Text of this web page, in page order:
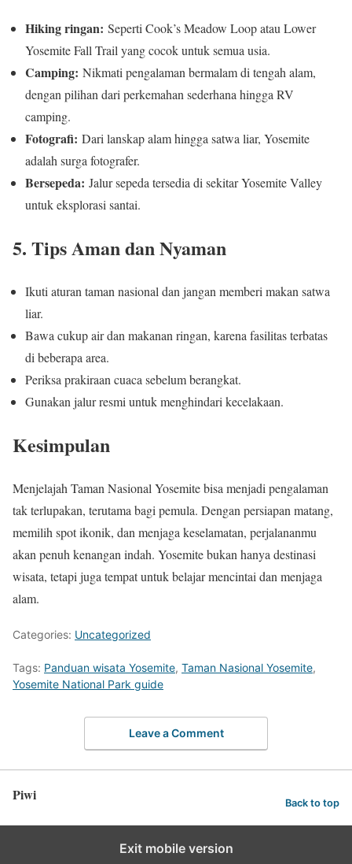
Hiking ringan: Seperti Cook’s Meadow Loop atau Lower
Yosemite Fall Trail yang cocok untuk semua usia.
Camping: Nikmati pengalaman bermalam di tengah alam,
dengan pilihan dari perkemahan sederhana hingga RV
camping.
Fotografi: Dari lanskap alam hingga satwa liar, Yosemite
adalah surga fotografer.
Bersepeda: Jalur sepeda tersedia di sekitar Yosemite Valley
untuk eksplorasi santai.
5. Tips Aman dan Nyaman
Ikuti aturan taman nasional dan jangan memberi makan satwa
liar.
Bawa cukup air dan makanan ringan, karena fasilitas terbatas
di beberapa area.
Periksa prakiraan cuaca sebelum berangkat.
Gunakan jalur resmi untuk menghindari kecelakaan.
Kesimpulan
Menjelajah Taman Nasional Yosemite bisa menjadi pengalaman
tak terlupakan, terutama bagi pemula. Dengan persiapan matang,
memilih spot ikonik, dan menjaga keselamatan, perjalananmu
akan penuh kenangan indah. Yosemite bukan hanya destinasi
wisata, tetapi juga tempat untuk belajar mencintai dan menjaga
alam.
Categories: Uncategorized
Tags: Panduan wisata Yosemite, Taman Nasional Yosemite,
Yosemite National Park guide
Leave a Comment
Piwi Back to top
Exit mobile version